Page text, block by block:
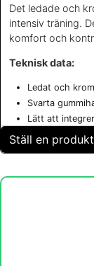
Det ledade och
intensiv träning.
komfort och
Teknisk data:
Ledat och
Svarta
Lätt att
Ställ en
Fråga oss